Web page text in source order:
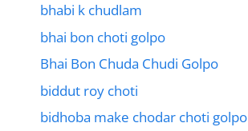
bhabi k chudlam
bhai bon choti golpo
Bhai Bon Chuda Chudi Golpo
biddut roy choti
bidhoba make chodar choti golpo